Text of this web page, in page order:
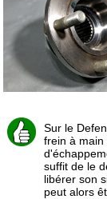
Sur le
frein à main
suffit de le
libérer son
peut alors